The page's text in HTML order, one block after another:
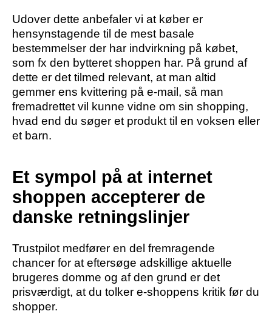
Udover dette anbefaler vi at køber er
hensynstagende til de mest basale
bestemmelser der har indvirkning på købet,
som fx den bytteret shoppen har. På grund af
dette er det tilmed relevant, at man altid
gemmer ens kvittering på e-mail, så man
fremadrettet vil kunne vidne om sin shopping,
hvad end du søger et produkt til en voksen eller
et barn.
Et sympol på at internet
shoppen accepterer de
danske retningslinjer
Trustpilot medfører en del fremragende
chancer for at eftersøge adskillige aktuelle
brugeres domme og af den grund er det
prisværdigt, at du tolker e-shoppens kritik før du
shopper.